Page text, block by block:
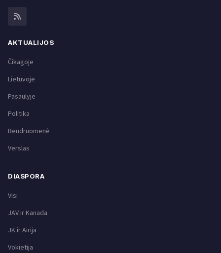
AKTUALIJOS
Čikagoje
Lietuvoje
Pasaulyje
Politika
Bendruomenė
Verslas
DIASPORA
Visi
JAV ir Kanada
JK ir Airija
Vokietija